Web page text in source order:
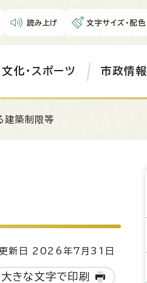
読み上げ 文字サイズ・配色
文化・スポーツ 市政情報
建築制限等
新日 2026年7月31日
大きな文字で印刷